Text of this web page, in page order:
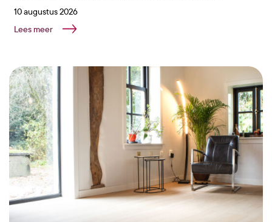
10 augustus 2026
Lees meer